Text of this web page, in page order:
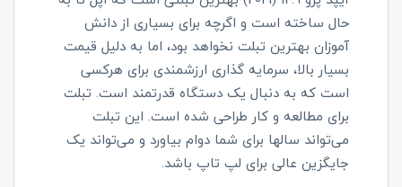
حال ساخته است و اگرچه برای بسیاری از دانش
آموزان بهترین تبلت نخواهد بود، اما به دلیل قیمت
بسیار بالا، سرمایه گذاری ارزشمندی برای هرکسی
است که به دنبال یک دستگاه قدرتمند است. تبلت
برای مطالعه و کار طراحی شده است. این تبلت
می‌تواند سالها برای شما دوام بیاورد و می‌تواند یک
جایگزین عالی برای لپ تاپ باشد.